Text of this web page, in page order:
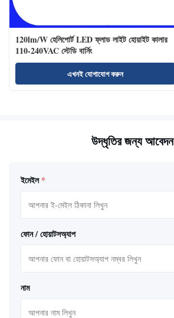
120lm/W হেলিপোর্ট LED ফ্লাড লাইট হোয়াইট কালার
110-240VAC স্টেডি বার্নিং
এখনই যোগাযোগ করুন
উদ্ধৃতির জন্য আবেদন
ইমেইল *
ফোন / হোয়াটসঅ্যাপ
নাম